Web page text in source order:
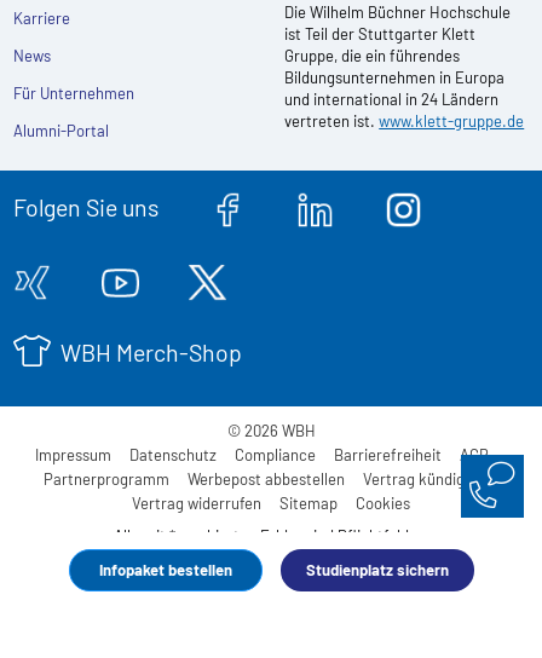
Infopaket bestellen Studienplatz sichern
Karriere
News
Für Unternehmen
Alumni-Portal
Die Wilhelm Büchner Hochschule
ist Teil der Stuttgarter Klett
Gruppe, die ein führendes
Bildungsunternehmen in Europa
und international in 24 Ländern
vertreten ist.www.klett-gruppe.de
Folgen Sie uns
WBH Merch-Shop
© 2026 WBH
Impressum
Datenschutz Compliance Barrierefreiheit
AGB
Partnerprogramm
Werbepost abbestellen
Vertrag kündigen
Vertrag widerrufen
Sitemap
Cookies
Alle mit * markierten Felder sind Pflichtfelder.
Made with by WBH